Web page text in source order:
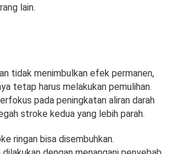
lain.
tidak menimbulkan efek permanen,
tetap harus melakukan pemulihan.
pada peningkatan aliran darah
stroke kedua yang lebih parah.
ringan bisa disembuhkan.